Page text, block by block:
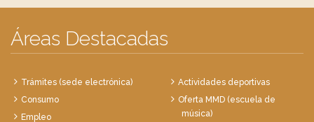
Áreas Destacadas
Trámites (sede electrónica)
Consumo
Empleo
Actividades deportivas
Oferta MMD (escuela de
música)